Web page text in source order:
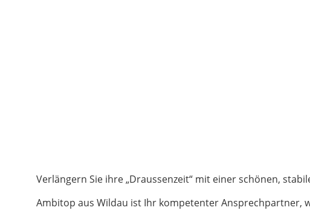
Verlängern Sie ihre „Draussenzeit“ mit einer schönen,
Ambitop aus Wildau ist Ihr kompetenter Ansprechpartner,